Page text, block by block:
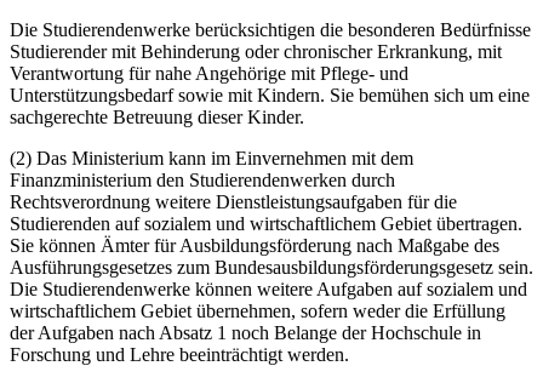
Die Studierendenwerke berücksichtigen die besonderen Bedürfnisse
Studierender mit Behinderung oder chronischer Erkrankung, mit
Verantwortung für nahe Angehörige mit Pflege- und
Unterstützungsbedarf sowie mit Kindern. Sie bemühen sich um eine
sachgerechte Betreuung dieser Kinder.
(2) Das Ministerium kann im Einvernehmen mit dem
Finanzministerium den Studierendenwerken durch
Rechtsverordnung weitere Dienstleistungsaufgaben für die
Studierenden auf sozialem und wirtschaftlichem Gebiet übertragen.
Sie können Ämter für Ausbildungsförderung nach Maßgabe des
Ausführungsgesetzes zum Bundesausbildungsförderungsgesetz sein.
Die Studierendenwerke können weitere Aufgaben auf sozialem und
wirtschaftlichem Gebiet übernehmen, sofern weder die Erfüllung
der Aufgaben nach Absatz 1 noch Belange der Hochschule in
Forschung und Lehre beeinträchtigt werden.